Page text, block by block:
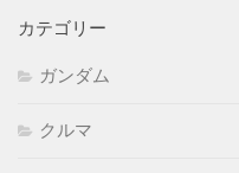
カテゴリー
ガンダム
クルマ